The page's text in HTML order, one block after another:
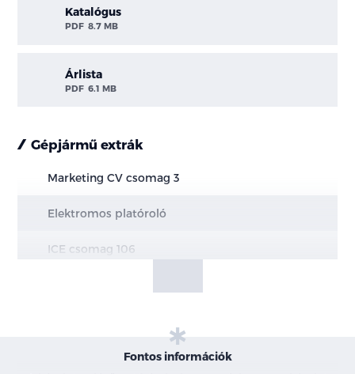
Katalógus
PDF 8.7 MB
Árlista
PDF 6.1 MB
Gépjármű extrák
Marketing CV csomag 3
Elektromos platóroló
ICE csomag 106
Pótkerék zár - PHEV-en nem elérhető
Fontos információk